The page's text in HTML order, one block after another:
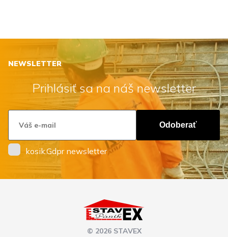
NEWSLETTER
Prihlásiť sa na náš newsletter
Odoberať
kosik.Gdpr newsletter
© 2026 STAVEX